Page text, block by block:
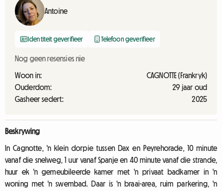
Antoine
Identiteit geverifieer Telefoon geverifieer
Nog geen resensies nie
Woon in:
CAGNOTTE (Frankryk)
Ouderdom:
29 jaar oud
Gasheer sedert:
2025
Beskrywing
In Cagnotte, 'n klein dorpie tussen Dax en Peyrehorade, 10 minute
vanaf die snelweg, 1 uur vanaf Spanje en 40 minute vanaf die strande,
huur ek 'n gemeubileerde kamer met 'n privaat badkamer in 'n
woning met 'n swembad. Daar is 'n braai-area, ruim parkering, 'n